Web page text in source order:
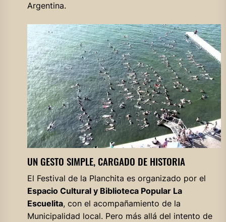
Argentina.
UN GESTO SIMPLE, CARGADO DE HISTORIA
El Festival de la Planchita es organizado por el
Espacio Cultural y Biblioteca Popular La
Escuelita, con el acompañamiento de la
Municipalidad local. Pero más allá del intento de